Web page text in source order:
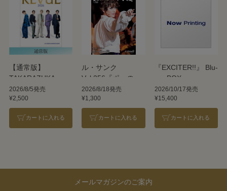
【通常版】
TAKARAZUKA
REVUE 2026
2026/8/5発売
¥2,500
カートに入れる
ル・サンク
Vol.256『ポーの一
族』＜雪組＞
2026/8/18発売
¥1,300
カートに入れる
『EXCITER!!』 Blu-
ray BOX
2026/10/17発売
¥15,400
カートに入れる
メールマガジンのご案内